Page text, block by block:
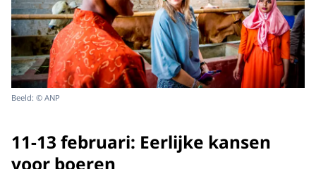
Beeld: © ANP
11-13 februari: Eerlijke kansen
voor boeren